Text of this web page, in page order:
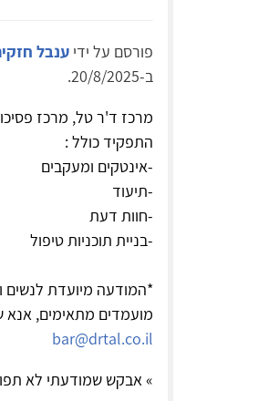
פורסם על ידי ענבל
ב-20/8/2025.
מרכז ד'ר טל, מרכז
התפקיד כולל :
-אינטקים ומעקבים
-תיעוד
-חוות דעת
-בניית תוכניות טיפול
*המודעה מיועדת לנשים
מועמדים מתאימים, אנא
bar@drtal.co.il
» אבקש שמודעתי לא